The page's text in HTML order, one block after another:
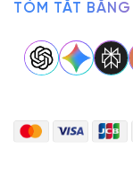
TÓM TẮT BẰNG